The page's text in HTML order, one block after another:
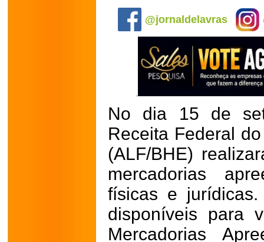
@jornaldelavras
No dia 15 de
Receita Federal
(ALF/BHE)
mercadorias
físicas e
disponíveis para
Mercadorias